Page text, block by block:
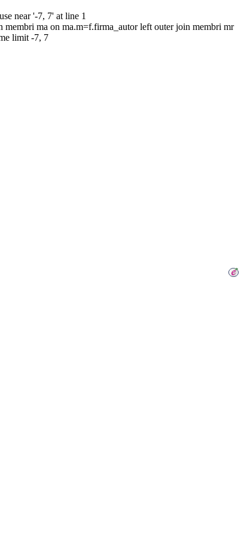
near '-7, 7' at line 1
membri ma on ma.m=f.firma_autor left outer join membri mr
limit -7, 7